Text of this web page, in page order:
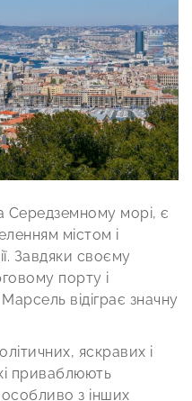
морі, є
містом і
Завдяки своєму
порту і
відіграє значну
яскравих і
приваблюють
особливо з інших